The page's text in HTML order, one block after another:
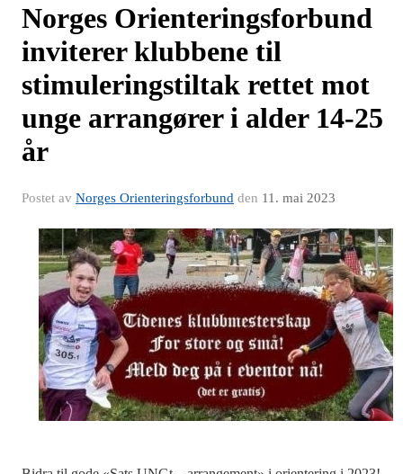
Norges Orienteringsforbund
inviterer klubbene til
stimuleringstiltak rettet mot
unge arrangører i alder 14-25
år
Postet av Norges Orienteringsforbund den 11. mai 2023